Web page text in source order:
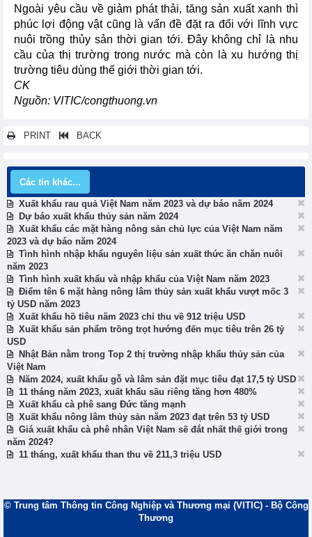
Ngoài yêu cầu về giảm phát thải, tăng sản xuất xanh thì
phúc lợi động vật cũng là vấn đề đặt ra đối với lĩnh vực
nuôi trồng thủy sản thời gian tới. Đây không chỉ là nhu
cầu của thị trường trong nước mà còn là xu hướng thị
trường tiêu dùng thế giới thời gian tới.
CK
Nguồn: VITIC/congthuong.vn
PRINT BACK
Các tin khác...
Xuất khẩu rau quả Việt Nam năm 2023 và dự báo năm 2024
Dự báo xuất khẩu thủy sản năm 2024
Xuất khẩu các mặt hàng nông sản chủ lực của Việt Nam năm
2023 và dự báo năm 2024
Tình hình nhập khẩu nguyên liệu sản xuất thức ăn chăn nuôi
năm 2023
Tình hình xuất khẩu và nhập khẩu của Việt Nam năm 2023
Điểm tên 6 mặt hàng nông lâm thủy sản xuất khẩu vượt mốc 3
tỷ USD năm 2023
Xuất khẩu hồ tiêu năm 2023 chỉ thu về 912 triệu USD
Xuất khẩu sản phẩm trồng trọt hướng đến mục tiêu trên 26 tỷ
USD
Nhật Bản nằm trong Top 2 thị trường nhập khẩu thủy sản của
Việt Nam
Năm 2024, xuất khẩu gỗ và lâm sản đặt mục tiêu đạt 17,5 tỷ USD
11 tháng năm 2023, xuất khẩu sầu riêng tăng hơn 480%
Xuất khẩu cà phê sang Đức tăng mạnh
Xuất khẩu nông lâm thủy sản năm 2023 đạt trên 53 tỷ USD
Giá xuất khẩu cà phê nhân Việt Nam sẽ đắt nhất thế giới trong
năm 2024?
11 tháng, xuất khẩu than thu về 211,3 triệu USD
© Trung tâm Thông tin Công Nghiệp và Thương mại (VITIC) - Bộ Công
Thương